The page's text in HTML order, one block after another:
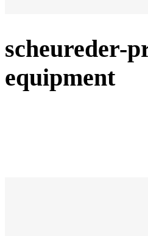
scheureder-
equipment